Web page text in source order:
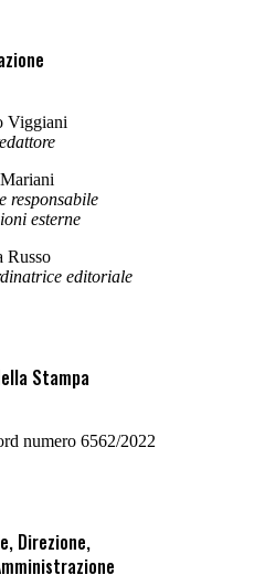
Viggiani
responsabile
esterne
Russo
editoriale
Stampa
numero 6562/2022
Direzione,